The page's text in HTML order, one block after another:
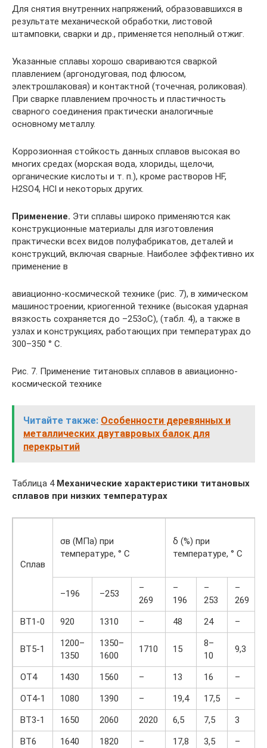
Для снятия внутренних напряжений, образовавшихся в
результате механической обработки, листовой
штамповки, сварки и др., применяется неполный отжиг.
Указанные сплавы хорошо свариваются сваркой
плавлением (аргонодуговая, под флюсом,
электрошлаковая) и контактной (точечная, роликовая).
При сварке плавлением прочность и пластичность
сварного соединения практически аналогичные
основному металлу.
Коррозионная стойкость данных сплавов высокая во
многих средах (морская вода, хлориды, щелочи,
органические кислоты и т. п.), кроме растворов HF,
H2SO4, HCl и некоторых других.
Применение. Эти сплавы широко применяются как
конструкционные материалы для изготовления
практически всех видов полуфабрикатов, деталей и
конструкций, включая сварные. Наиболее эффективно их
применение в
авиационно-космической технике (рис. 7), в химическом
машиностроении, криогенной технике (высокая ударная
вязкость сохраняется до –253oС), (табл. 4), а также в
узлах и конструкциях, работающих при температурах до
300–350 ° С.
Рис. 7. Применение титановых сплавов в авиационно-
космической технике
Читайте также: Особенности деревянных и
металлических двутавровых балок для
перекрытий
Таблица 4 Механические характеристики титановых
сплавов при низких температурах
Сплав
σв (МПа) при
температуре, ° С
δ (%) при
температуре, ° С
–196 –253
–
269
–
196
–
253
–
269
ВТ1-0 920 1310 – 48 24 –
ВТ5-1
1200–
1350
1350–
1600
1710 15
8–
10
9,3
ОТ4 1430 1560 – 13 16 –
ОТ4-1
1080 1390 – 19,4 17,5 –
ВТ3-1
1650 2060 2020 6,5 7,5 3
ВТ6
1640 1820 – 17,8 3,5 –